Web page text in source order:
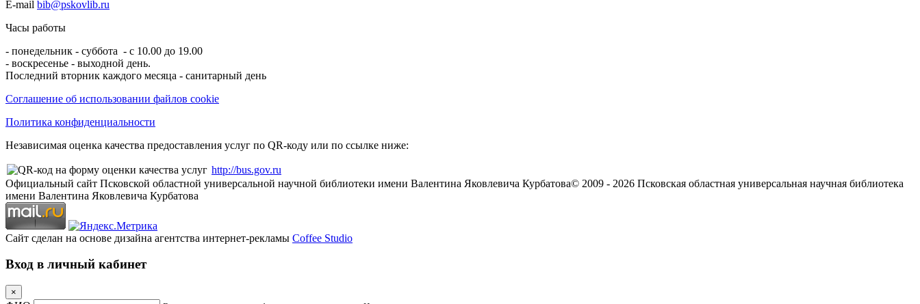
E-mail bib@pskovlib.ru
Часы работы
- понедельник - суббота - с 10.00 до 19.00
- воскресенье - выходной день.
Последний вторник каждого месяца - санитарный день
Соглашение об использовании файлов cookie
Политика конфиденциальности
Независимая оценка качества предоставления услуг по QR-коду или по ссылке ниже:
http://bus.gov.ru
Официальный сайт Псковской областной универсальной научной библиотеки имени Валентина Яковлевича Курбатова© 2009 - 2026 Псковская областная универсальная научная библиотека
имени Валентина Яковлевича Курбатова
Сайт сделан на основе дизайна агентства интернет-рекламы Coffee Studio
Вход в личный кабинет
×